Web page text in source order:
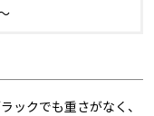
ックでも重さがなく、